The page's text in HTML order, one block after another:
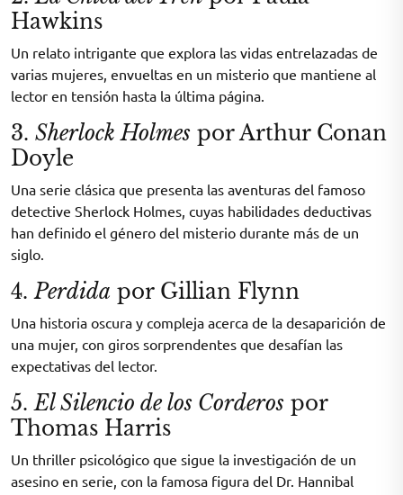
Hawkins
Un relato intrigante que explora las vidas entrelazadas de
varias mujeres, envueltas en un misterio que mantiene al
lector en tensión hasta la última página.
3. Sherlock Holmes por Arthur Conan
Doyle
Una serie clásica que presenta las aventuras del famoso
detective Sherlock Holmes, cuyas habilidades deductivas
han definido el género del misterio durante más de un
siglo.
4.Perdida por Gillian Flynn
Una historia oscura y compleja acerca de la desaparición de
una mujer, con giros sorprendentes que desafían las
expectativas del lector.
5.El Silencio de los Corderos por
Thomas Harris
Un thriller psicológico que sigue la investigación de un
asesino en serie, con la famosa figura del Dr. Hannibal